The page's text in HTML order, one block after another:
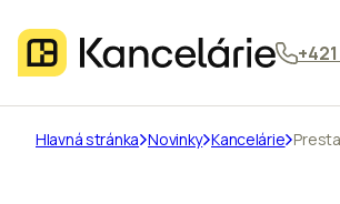
Hlavná stránka Novinky Kancelárie